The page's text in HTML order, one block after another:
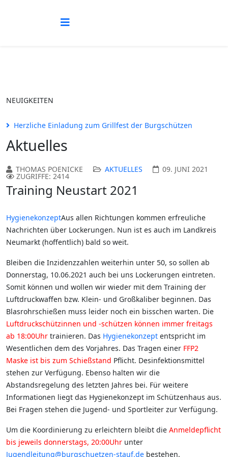
NEUIGKEITEN
Herzliche Einladung zum Grillfest der Burgschützen
Aktuelles
THOMAS POENICKE AKTUELLES 09. JUNI 2021
ZUGRIFFE: 2414
Training Neustart 2021
HygienekonzeptAus allen Richtungen kommen erfreuliche
Nachrichten über Lockerungen. Nun ist es auch im Landkreis
Neumarkt (hoffentlich) bald so weit.
Bleiben die Inzidenzzahlen weiterhin unter 50, so sollen ab
Donnerstag, 10.06.2021 auch bei uns Lockerungen eintreten.
Somit können und wollen wir wieder mit dem Training der
Luftdruckwaffen bzw. Klein- und Großkaliber beginnen. Das
Blasrohrschießen muss leider noch ein bisschen warten. Die
Luftdruckschützinnen und -schützen können immer freitags
ab 18:00Uhr trainieren. Das Hygienekonzept entspricht im
Wesentlichen dem des Vorjahres. Das Tragen einer FFP2
Maske ist bis zum Schießstand Pflicht. Desinfektionsmittel
stehen zur Verfügung. Ebenso halten wir die
Abstandsregelung des letzten Jahres bei. Für weitere
Informationen liegt das Hygienekonzept im Schützenhaus aus.
Bei Fragen stehen die Jugend- und Sportleiter zur Verfügung.
Um die Koordinierung zu erleichtern bleibt die Anmeldepflicht
bis jeweils donnerstags, 20:00Uhr unter
Jugendleitung@burgschuetzen-stauf.de bestehen.